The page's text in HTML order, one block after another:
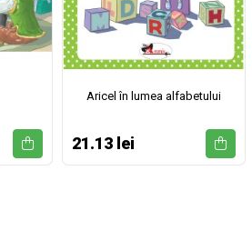
Aricel în lumea alfabetului
21.13 lei